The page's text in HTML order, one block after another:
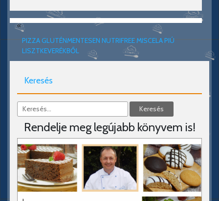
«
PIZZA GLUTÉNMENTESEN NUTRIFREE MISCELA PIÚ
LISZTKEVERÉKBŐL
Keresés
Rendelje meg legújabb könyvem is!